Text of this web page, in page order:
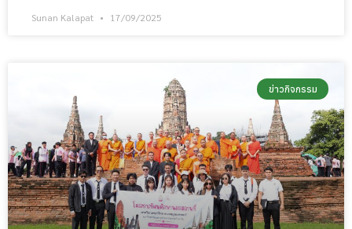
Sunan Kalapat 17/09/2025
ข่าวกิจกรรม